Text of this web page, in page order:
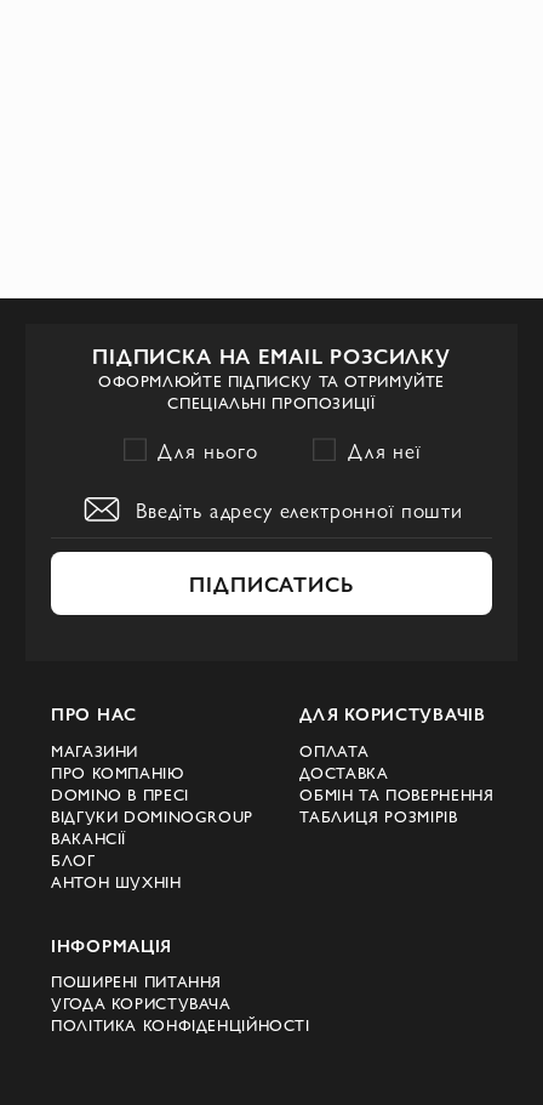
ПІДПИСКА НА EMAIL РОЗСИЛКУ
ОФОРМЛЮЙТЕ ПІДПИСКУ ТА ОТРИМУЙТЕ
СПЕЦІАЛЬНІ ПРОПОЗИЦІЇ
Для нього Для неї
ПІДПИСАТИСЬ
ПРО НАС
МАГАЗИНИ
ПРО КОМПАНІЮ
DOMINO В ПРЕСІ
ВІДГУКИ DOMINOGROUP
ВАКАНСІЇ
БЛОГ
АНТОН ШУХНІН
ДЛЯ КОРИСТУВАЧІВ
ОПЛАТА
ДОСТАВКА
ОБМІН ТА ПОВЕРНЕННЯ
ТАБЛИЦЯ РОЗМІРІВ
ІНФОРМАЦІЯ
ПОШИРЕНІ ПИТАННЯ
УГОДА КОРИСТУВАЧА
ПОЛІТИКА КОНФІДЕНЦІЙНОСТІ